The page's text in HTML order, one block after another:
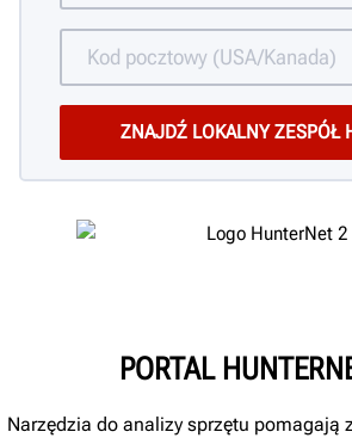
PORTAL
Narzędzia do analizy sprzętu pomagają